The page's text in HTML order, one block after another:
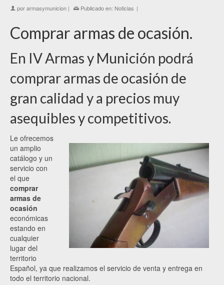
porarmasymunicion | Publicado en: Noticias |
Comprar armas de ocasión.
En IV Armas y Munición podrá
comprar armas de ocasión de
gran calidad y a precios muy
asequibles y competitivos.
Le ofrecemos
un amplio
catálogo y un
servicio con
el que
comprar
armas de
ocasión
económicas
estando en
cualquier
lugar del
territorio
Español, ya que realizamos el servicio de venta y entrega en
todo el territorio nacional.